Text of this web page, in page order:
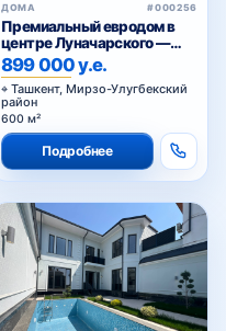
ДОМА #000256
Премиальный евродом в
центре Луначарского —
600 м², бассейн, 3 уровня
899 000 у.е.
Ташкент, Мирзо-Улугбекский
район
600 м²
Подробнее